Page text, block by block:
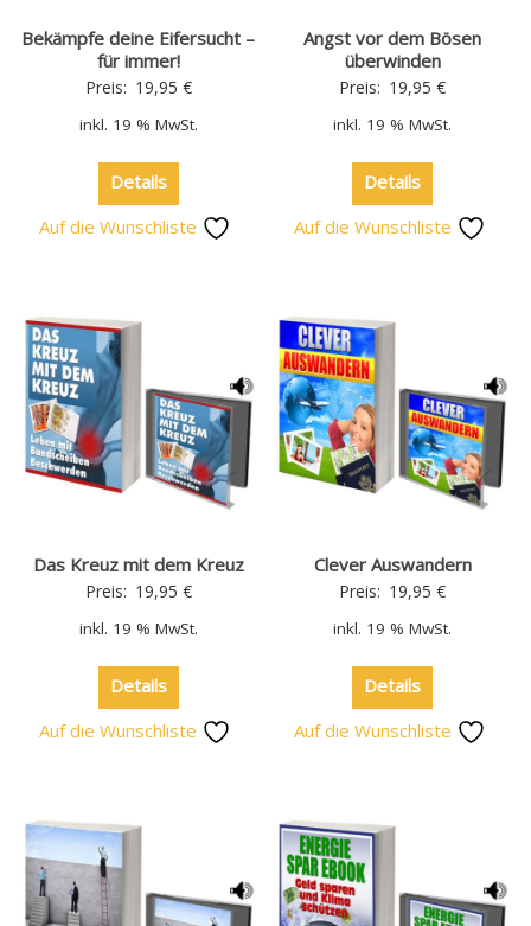
Bekämpfe deine Eifersucht –
für immer!
Preis: 19,95 €
inkl. 19 % MwSt.
Details
Auf die Wunschliste
Angst vor dem Bösen
überwinden
Preis: 19,95€
inkl. 19 % MwSt.
Details
Auf die Wunschliste
Das Kreuz mit dem Kreuz
Preis: 19,95 €
inkl. 19 % MwSt.
Details
Auf die Wunschliste
Clever Auswandern
Preis: 19,95€
inkl. 19 % MwSt.
Details
Auf die Wunschliste